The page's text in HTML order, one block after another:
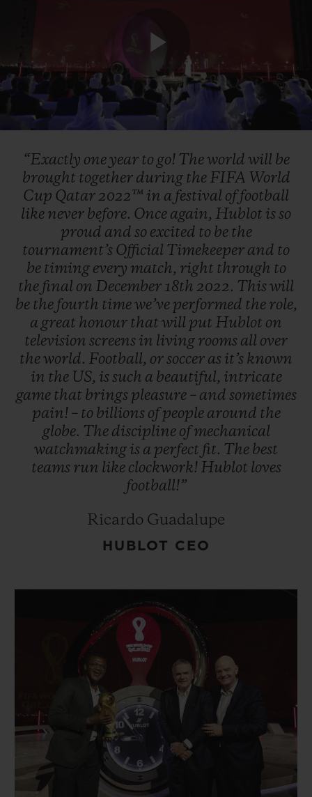
Play
Video
“Exactly oneyear to go! Theworld will be
brought together during the FIFA World
Cup Qatar2022™ in a festival offootball
like never before. Once again, Hublot isso
proud and so excited to be the
tournament’s Official Timekeeper and to
be timing every match, right through to
the final on December 18th 2022. Thiswill
be the fourth timewe’ve performed the role,
a great honour that will put Hublot on
television screens in living rooms all over
theworld. Football, orsoccer as it’s known
in the US, issuch a beautiful, intricate
game that brings pleasure – and sometimes
pain! – to billions ofpeople around the
globe. The discipline ofmechanical
watchmaking is a perfect fit. The best
teams run like clockwork! Hublot loves
football!”
Ricardo Guadalupe
HUBLOT CEO